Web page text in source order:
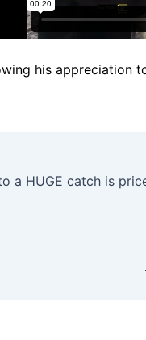
his appreciation
a HUGE catch is